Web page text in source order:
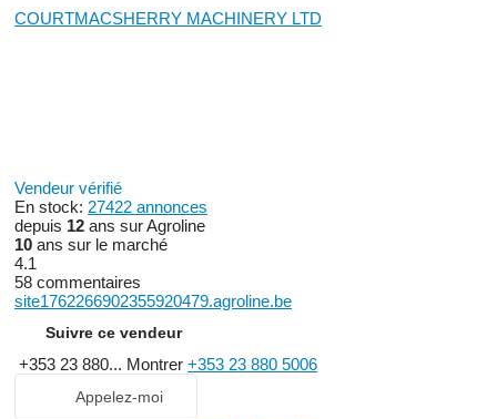
COURTMACSHERRY MACHINERY LTD
Vendeur vérifié
En stock: 27422 annonces
depuis 12 ans sur Agroline
10 ans sur le marché
4.1
58 commentaires
site1762266902355920479.agroline.be
Suivre ce vendeur
+353 23 880... Montrer +353 23 880 5006
Appelez-moi